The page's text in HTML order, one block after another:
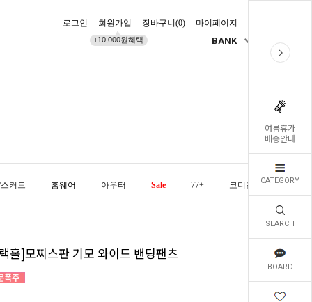
여름휴가
배송안내
CATEGORY
SEARCH
BOARD
로그인 회원가입
+10,000원혜택
장바구니(0) 마이페이지
BANK
커트 홈웨어 아우터 Sale 77+ 코디템 오늘발송
홀]모찌스판 기모 와이드 밴딩팬츠